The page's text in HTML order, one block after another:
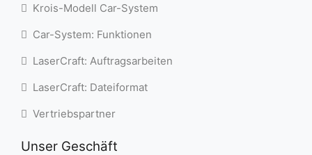
Krois-Modell Car-System
Car-System: Funktionen
LaserCraft: Auftragsarbeiten
LaserCraft: Dateiformat
Vertriebspartner
Unser Geschäft